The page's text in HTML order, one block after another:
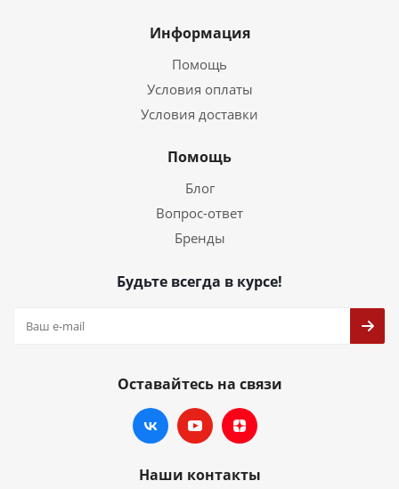
Информация
Помощь
Условия оплаты
Условия доставки
Помощь
Блог
Вопрос-ответ
Бренды
Будьте всегда в курсе!
Оставайтесь на связи
Наши контакты